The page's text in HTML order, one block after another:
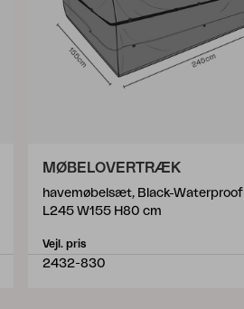
MØBELOVERTRÆK
havemøbelsæt, Black-Waterproof
L245 W155 H80 cm
Vejl. pris
2432-830